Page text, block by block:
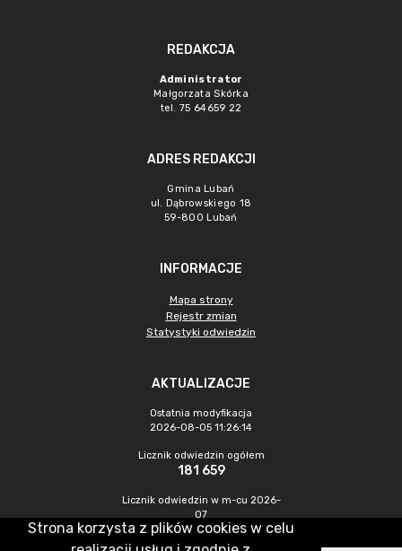
REDAKCJA
Administrator
Małgorzata Skórka
tel. 75 64659 22
ADRES REDAKCJI
Gmina Lubań
ul. Dąbrowskiego 18
59-800 Lubań
INFORMACJE
Mapa strony
Rejestr zmian
Statystyki odwiedzin
AKTUALIZACJE
Ostatnia modyfikacja
2026-08-05 11:26:14
Licznik odwiedzin ogółem
181 659
Licznik odwiedzin w m-cu 2026-
07
250
Strona korzysta z plików cookies w celu